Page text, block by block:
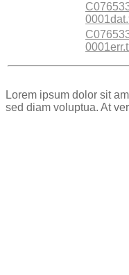
Lorem ipsum dolor sit
sed diam voluptua. At